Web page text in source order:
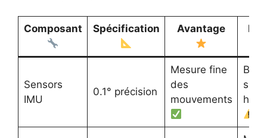
Composant Spécification Avantage
Sensors
IMU
0.1° précision
Mesure fine
des
mouvements